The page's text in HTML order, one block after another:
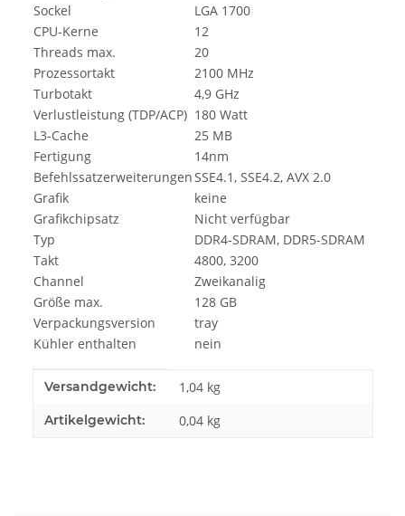
Sockel
LGA 1700
CPU-Kerne
12
Threads max.
20
Prozessortakt
2100 MHz
Turbotakt
4,9 GHz
Verlustleistung (TDP/ACP) 180 Watt
L3-Cache
25 MB
Fertigung
14nm
BefehlssatzerweiterungenSSE4.1, SSE4.2, AVX 2.0
Grafik
keine
Grafikchipsatz
Nicht verfügbar
Typ
DDR4-SDRAM, DDR5-SDRAM
Takt
4800, 3200
Channel
Zweikanalig
Größe max.
128 GB
Verpackungsversion
tray
Kühler enthalten
nein
Produkteigenschaft
Wert
Versandgewicht: 1,04 kg
Artikelgewicht: 0,04 kg